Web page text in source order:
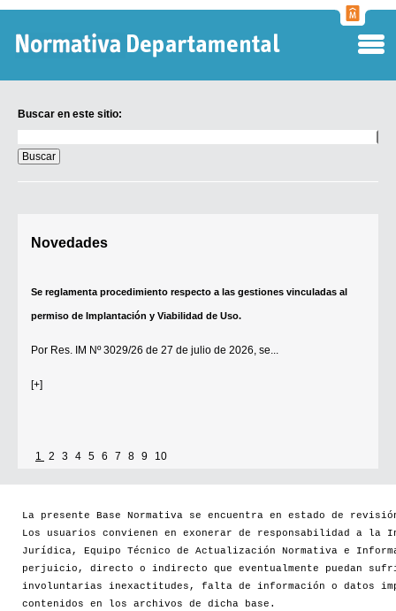
Buscar en este sitio:
en
este
sitio:
Novedades
Se reglamenta procedimiento respecto a las gestiones vinculadas al
permiso de Implantación y Viabilidad de Uso.
Por Res. IM Nº 3029/26 de 27 de julio de 2026, se...
[+]
1 2 3 4 5 6 7 8 9 10
La presente Base Normativa se encuentra en estado de
Los usuarios convienen en exonerar de responsabilidad a la
Jurídica, Equipo Técnico de Actualización Normativa e
perjuicio, directo o indirecto que eventualmente puedan
involuntarias inexactitudes, falta de información o datos
contenidos en los archivos de dicha base.